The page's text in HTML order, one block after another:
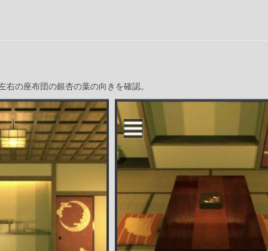
右の座布団の銀杏の葉の向きを確認。